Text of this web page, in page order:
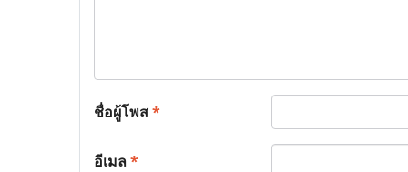
ชื่อผู้โพส*
อีเมล*